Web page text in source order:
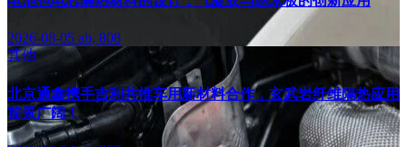
2026-08-05 ab, 808
其他
北京通鑫携手吉利共推车用新材料合作，玄武岩纤维隔热应用
前景广阔！